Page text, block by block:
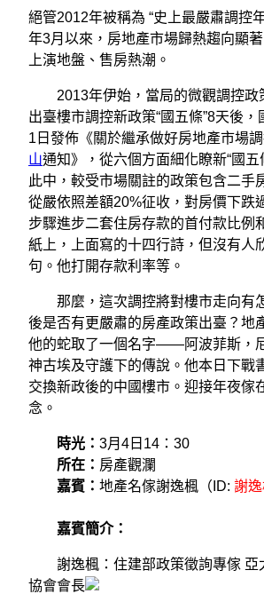
絕管2012年被稱為 “史上最嚴肅調控
年3月以來，房地產市場歸熱趨向顯
上演地盤、售房熱潮。
2013年伊始，當局的微觀調控政
出臺樓市調控新政策“國五條”8天後，
1日發佈《關於繼承做好房地產市場
山通知》，從六個方面細化瞭新“國五
此中，較受市場關註的政策包含二手
從嚴依照差額20%征收，對房價下跌
步驟進步二套住房存款的首付款比例
紙上，上面寫的十四行詩，但沒有人
句。他打開存款利率等。
那麼，這次調控將對樓市走向有
後是否有更嚴肅的房產政策出臺？地
他的蛇取了一個名字——阿波菲斯，
神古埃及守護下的傳說。他本日下戰
交換新政後的中國樓市。迎接年夜傢
念。
時光： 3月4日14：30
所在： 房產觀瀾
嘉賓： 地產名傢謝逸楓（ID: 謝
嘉賓簡介：
謝逸楓：住建部政策徵詢專傢 亞
協會會長